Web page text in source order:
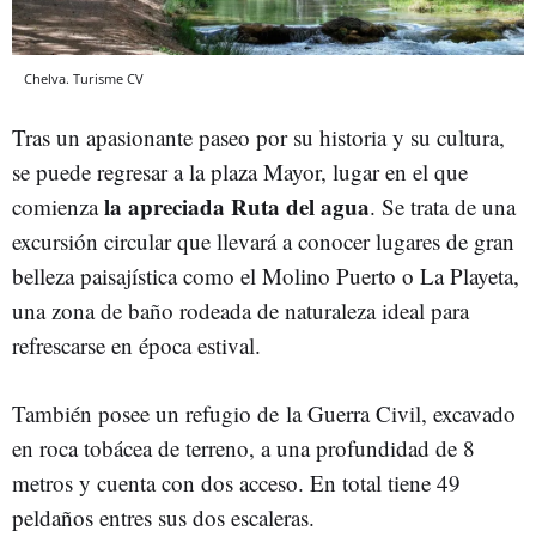
Chelva. Turisme CV
Tras un apasionante paseo por su historia y su cultura,
se puede regresar a la plaza Mayor, lugar en el que
comienzala apreciada Ruta del agua. Se trata de una
excursión circular que llevará a conocer lugares de gran
belleza paisajística como el Molino Puerto o La Playeta,
una zona de baño rodeada de naturaleza ideal para
refrescarse en época estival.
También posee un refugio de la Guerra Civil, excavado
en roca tobácea de terreno, a una profundidad de 8
metros y cuenta con dos acceso. En total tiene 49
peldaños entres sus dos escaleras.